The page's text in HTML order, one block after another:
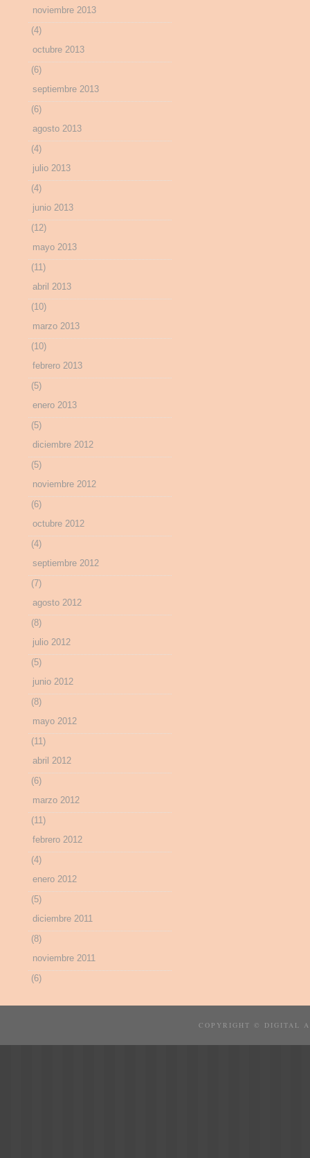
noviembre 2013
(4)
octubre 2013
(6)
septiembre 2013
(6)
agosto 2013
(4)
julio 2013
(4)
junio 2013
(12)
mayo 2013
(11)
abril 2013
(10)
marzo 2013
(10)
febrero 2013
(5)
enero 2013
(5)
diciembre 2012
(5)
noviembre 2012
(6)
octubre 2012
(4)
septiembre 2012
(7)
agosto 2012
(8)
julio 2012
(5)
junio 2012
(8)
mayo 2012
(11)
abril 2012
(6)
marzo 2012
(11)
febrero 2012
(4)
enero 2012
(5)
diciembre 2011
(8)
noviembre 2011
(6)
COPYRIGHT © DIGITAL